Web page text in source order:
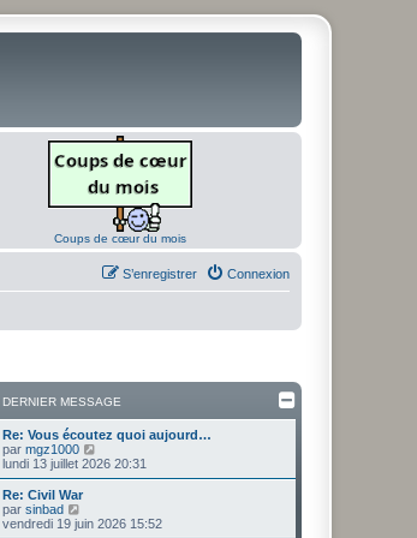
Coups de cœur du mois
Connexion
S’enregistrer
DERNIER MESSAGE
D
e
r
n
i
e
r
Re: Vous écoutez quoi aujourd…
par mgz1000
o
i
e
lundi 13 juillet 2026 20:31
D
e
r
Re: Civil War
par sinbad
o
vendredi 19 juin 2026 15:52